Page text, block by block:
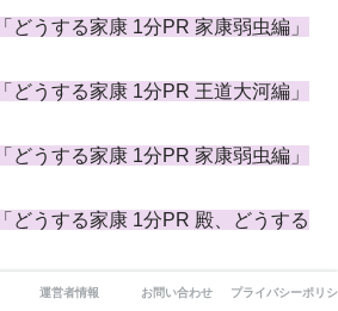
「どうする家康 1分PR 家康弱虫編」
「どうする家康 1分PR 王道大河編」
「どうする家康 1分PR 家康弱虫編」
「どうする家康 1分PR 殿、どうする
運営者情報 お問い合わせ プライバシーポリ